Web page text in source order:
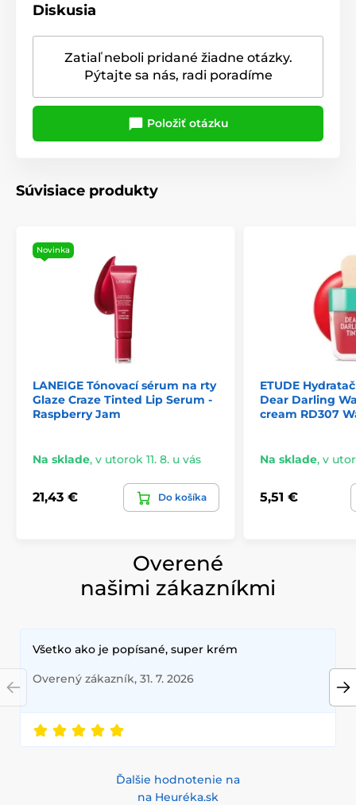
Diskusia
Zatiaľ neboli pridané žiadne otázky.
Pýtajte sa nás, radi poradíme
Položiť otázku
Súvisiace produkty
Novinka
LANEIGE Tónovací sérum na rty
Glaze Craze Tinted Lip Serum -
Raspberry Jam
Na sklade, v utorok 11. 8. u vás
21,43 € Do košíka
ETUDE
Dear Darling
cream RD307
Na sklade, v
5,51 €
Overené
našimi zákazníkmi
Všetko ako je popísané, super krém
Overený zákazník, 31. 7. 2026
Ďalšie hodnotenie na
na Heuréka.sk